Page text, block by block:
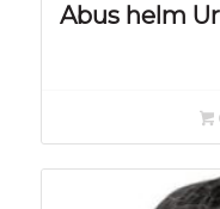
Abus helm